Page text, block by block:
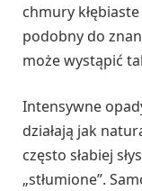
chmury
podobny do
może wystąpić
Intensywne
działają jak
często słabiej
„stłumione”.